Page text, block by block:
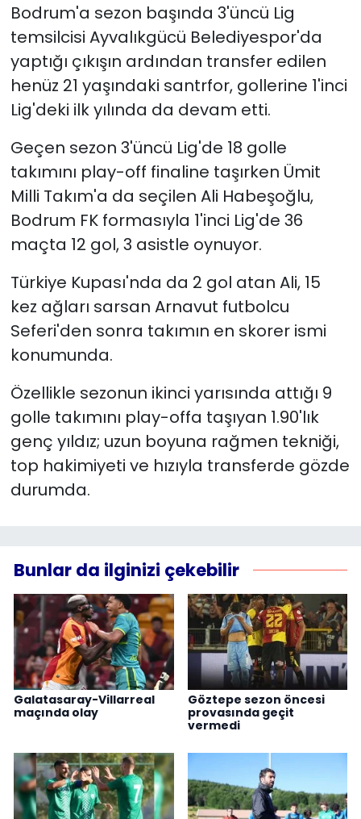
Bodrum'a sezon başında 3'üncü Lig
temsilcisi Ayvalıkgücü Belediyespor'da
yaptığı çıkışın ardından transfer edilen
henüz 21 yaşındaki santrfor, gollerine 1'inci
Lig'deki ilk yılında da devam etti.
Geçen sezon 3'üncü Lig'de 18 golle
takımını play-off finaline taşırken Ümit
Milli Takım'a da seçilen Ali Habeşoğlu,
Bodrum FK formasıyla 1'inci Lig'de 36
maçta 12 gol, 3 asistle oynuyor.
Türkiye Kupası'nda da 2 gol atan Ali, 15
kez ağları sarsan Arnavut futbolcu
Seferi'den sonra takımın en skorer ismi
konumunda.
Özellikle sezonun ikinci yarısında attığı 9
golle takımını play-offa taşıyan 1.90'lık
genç yıldız; uzun boyuna rağmen tekniği,
top hakimiyeti ve hızıyla transferde gözde
durumda.
Bunlar da ilginizi çekebilir
Galatasaray-Villarreal
maçında olay
Göztepe sezon öncesi
provasında geçit
vermedi
TEKNOLOJİ
Yaşam
YEREL POLİTİKA
Yurt